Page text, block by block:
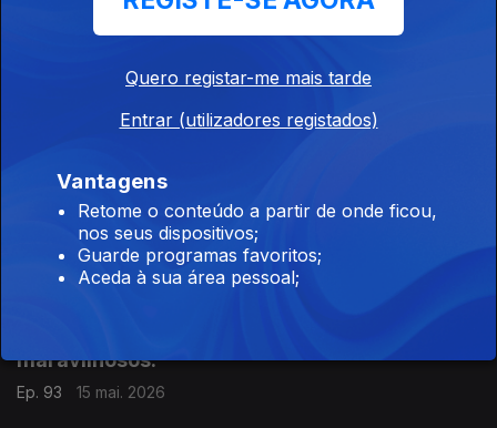
Cinco escritores partem da frase de Álvaro Laborinho Lúcio, na
Duarte Brandão, Elisangela Rita, Fernando Aguiar, e Verónica
18 mai. 2026
Hoje, 3 de Maio, o novo livro de Patrícia Portela, em entrevista
a Luís Caetano. Sentamo-nos com ela, e com Goya, no Museu
do Prado, vendo e ouvindo, e não podendo ignorar.
maravilhosos.
Ep. 93 15 mai. 2026
Quero registar-me mais tarde
Entrar (utilizadores registados)
Vantagens
Retome o conteúdo a partir de onde ficou,
nos seus dispositivos;
Guarde programas favoritos;
Aceda à sua área pessoal;